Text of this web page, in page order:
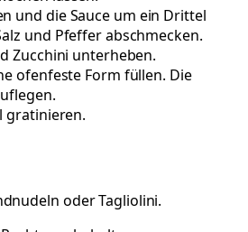
und die Sauce um ein Drittel
und Pfeffer abschmecken.
Zucchini unterheben.
ofenfeste Form füllen. Die
gratinieren.
oder Tagliolini.